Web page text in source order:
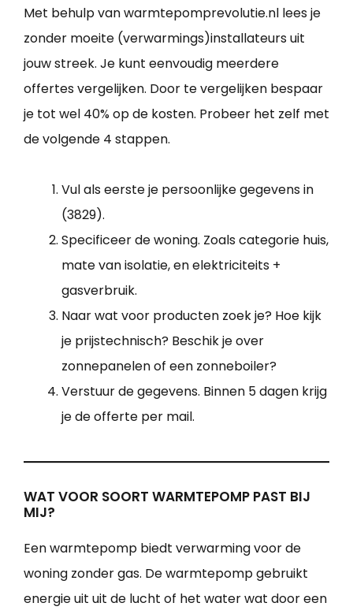
Met behulp van warmtepomprevolutie.nl lees je
zonder moeite (verwarmings)installateurs uit
jouw streek. Je kunt eenvoudig meerdere
offertes vergelijken. Door te vergelijken bespaar
je tot wel 40% op de kosten. Probeer het zelf met
de volgende 4 stappen.
Vul als eerste je persoonlijke gegevens in
(3829).
Specificeer de woning. Zoals categorie huis,
mate van isolatie, en elektriciteits +
gasverbruik.
Naar wat voor producten zoek je? Hoe kijk
je prijstechnisch? Beschik je over
zonnepanelen of een zonneboiler?
Verstuur de gegevens. Binnen 5 dagen krijg
je de offerte per mail.
WAT VOOR SOORT WARMTEPOMP PAST BIJ
MIJ?
Een warmtepomp biedt verwarming voor de
woning zonder gas. De warmtepomp gebruikt
energie uit uit de lucht of het water wat door een